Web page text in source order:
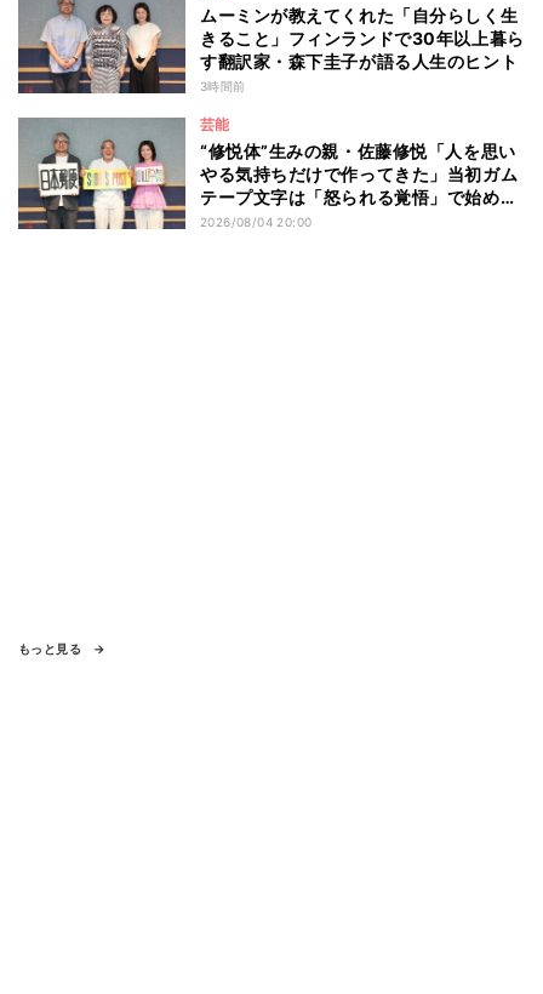
ムーミンが教えてくれた「自分らしく生
きること」フィンランドで30年以上暮ら
す翻訳家・森下圭子が語る人生のヒント
3時間前
芸能
“修悦体”生みの親・佐藤修悦「人を思い
やる気持ちだけで作ってきた」当初ガム
テープ文字は「怒られる覚悟」で始め
た？
2026/08/04 20:00
もっと見る